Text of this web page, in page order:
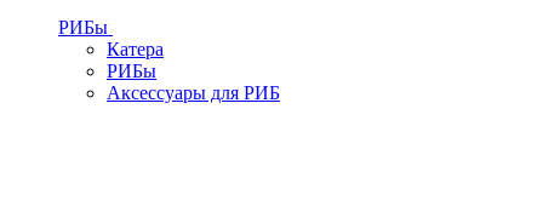
РИБы
Катера
РИБы
Аксессуары для РИБ